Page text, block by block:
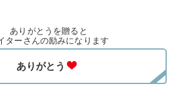
ありがとうを贈ると
ターさんの励みになります